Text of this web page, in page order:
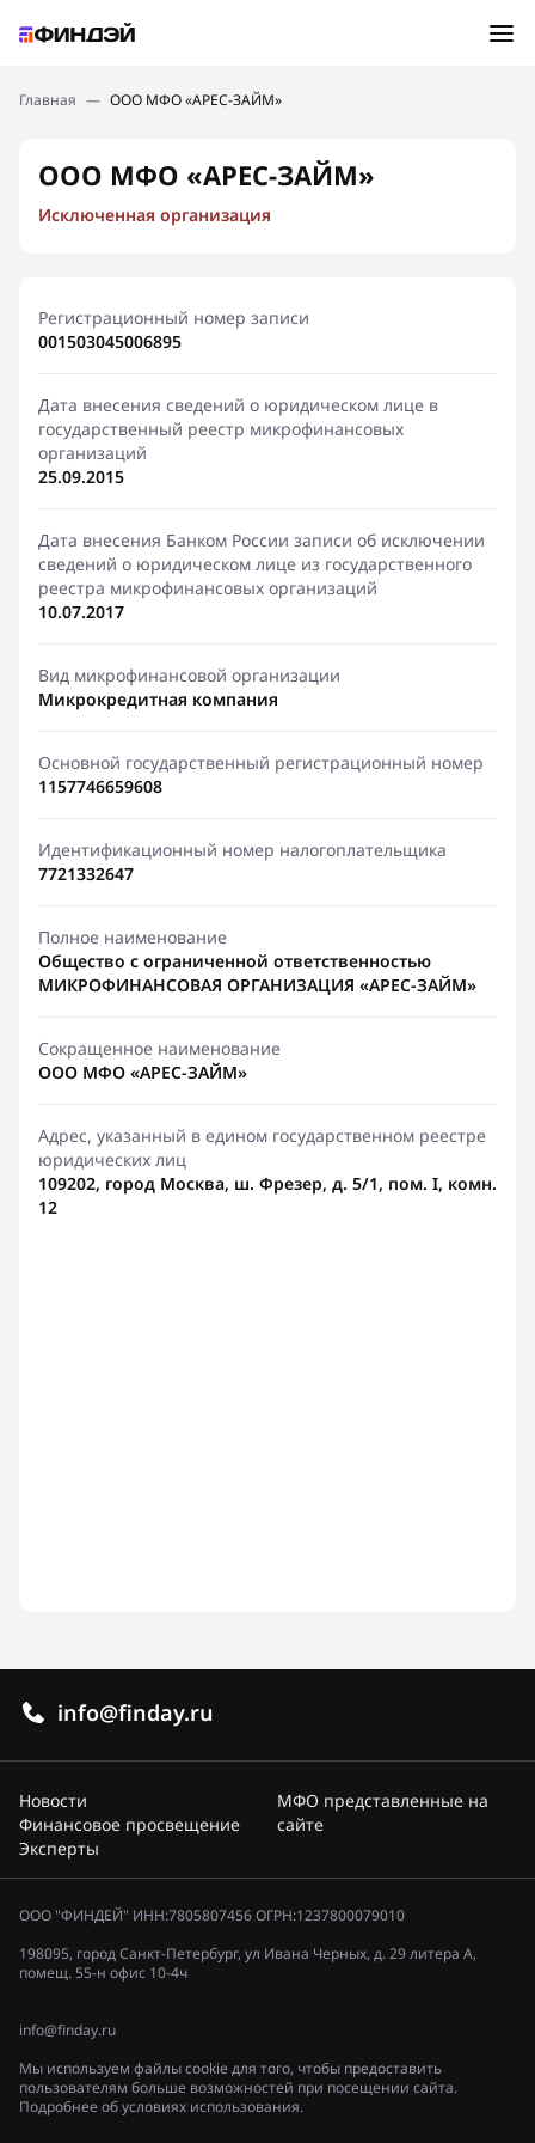
Подбор займа
Новости
Финансовое просвещение
Главная — ООО МФО «АРЕС-ЗАЙМ»
ООО МФО «АРЕС-ЗАЙМ»
Исключенная организация
Регистрационный номер записи
001503045006895
Дата внесения сведений о юридическом лице в
государственный реестр микрофинансовых
организаций
25.09.2015
Дата внесения Банком России записи об исключении
сведений о юридическом лице из государственного
реестра микрофинансовых организаций
10.07.2017
Вид микрофинансовой организации
Микрокредитная компания
Основной государственный регистрационный номер
1157746659608
Идентификационный номер налогоплательщика
7721332647
Полное наименование
Общество с ограниченной ответственностью
МИКРОФИНАНСОВАЯ ОРГАНИЗАЦИЯ «АРЕС-ЗАЙМ»
Сокращенное наименование
ООО МФО «АРЕС-ЗАЙМ»
Адрес, указанный в едином государственном реестре
юридических лиц
109202, город Москва, ш. Фрезер, д. 5/1, пом. I, комн.
12
info@finday.ru
Новости
Финансовое просвещение
Эксперты
МФО представленные на
сайте
ООО "ФИНДЕЙ" ИНН:7805807456 ОГРН:1237800079010
198095, город Санкт-Петербург, ул Ивана Черных, д. 29 литера А,
помещ. 55-н офис 10-4ч
info@finday.ru
Мы используем файлы cookie для того, чтобы предоставить
пользователям больше возможностей при посещении сайта.
Подробнее об условиях использования.
Ошибка:Контактная форма не найдена.
Спасибо, что написали нам
Мы свяжемся с Вами в ближайшее время и сообщим
результат
Отправить новый запрос